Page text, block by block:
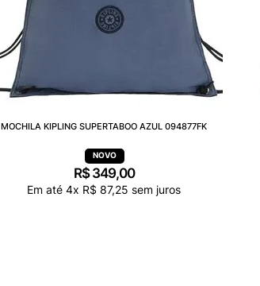
MOCHILA KIPLING SUPERTABOO AZUL 094877FK
R$ 349,00
Em até 4x R$ 87,25 sem juros